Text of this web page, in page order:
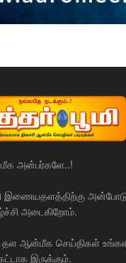
அன்பர்களே..!
இணையதளத்திற்கு
அடைகிறோம்.
தள ஆன்மீக செய்திகள்
இருக்கும்.